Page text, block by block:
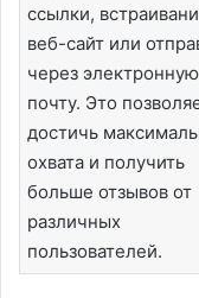
ссылки,
веб-сайт или
через электронную
почту. Это
достичь
охвата и получить
больше отзывов от
различных
пользователей.